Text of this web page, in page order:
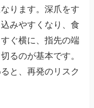
ります。深爪をす
みやすくなり、食
ぐ横に、指先の端
るのが基本です。
と、再発のリスク